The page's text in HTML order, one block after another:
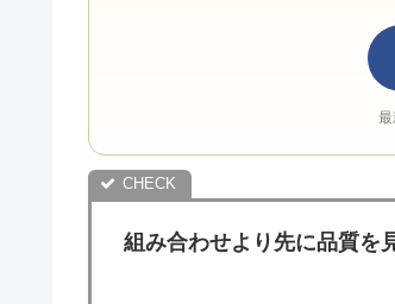
最
組み合わせより先に品質を